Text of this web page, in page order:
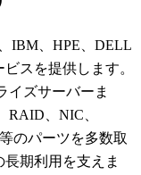
IBM、HPE、DELL
スを提供します。
イズサーバーま
RAID、NIC、
のパーツを多数取
期利用を支えま